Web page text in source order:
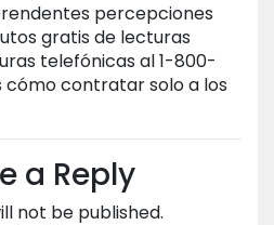
percepciones
gratis de lecturas
telefónicas al 1-800-
cómo contratar solo a los
a Reply
not be published.